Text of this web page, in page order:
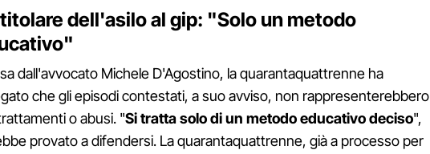
dell'asilo al gip: "Solo un metodo
dall'avvocato Michele D'Agostino, la quarantaquattrenne ha
che gli episodi contestati, a suo avviso, non rappresenterebbero
o abusi. "Si tratta solo di un metodo educativo deciso",
provato a difendersi. La quarantaquattrenne, già a processo per